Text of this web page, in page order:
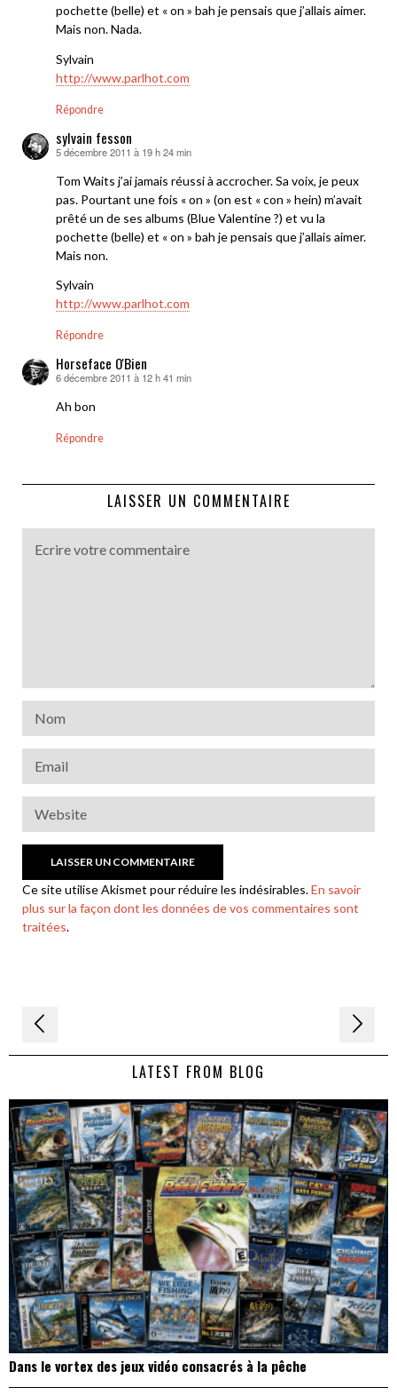
pochette (belle) et « on » bah je pensais que j’allais aimer.
Mais non. Nada.
Sylvain
http://www.parlhot.com
Répondre
sylvain fesson
dit :
5 décembre 2011 à 19 h 24 min
Tom Waits j’ai jamais réussi à accrocher. Sa voix, je peux
pas. Pourtant une fois « on » (on est « con » hein) m’avait
prêté un de ses albums (Blue Valentine ?) et vu la
pochette (belle) et « on » bah je pensais que j’allais aimer.
Mais non.
Sylvain
http://www.parlhot.com
Répondre
Horseface O'Bien
dit :
6 décembre 2011 à 12 h 41 min
Ah bon
Répondre
LAISSER UN COMMENTAIRE
Ce site utilise Akismet pour réduire les indésirables.En savoir
plus sur la façon dont les données de vos commentaires sont
traitées.
Navigation
de LATEST FROM BLOG
Dans le vortex des jeux vidéo consacrés à la pêche